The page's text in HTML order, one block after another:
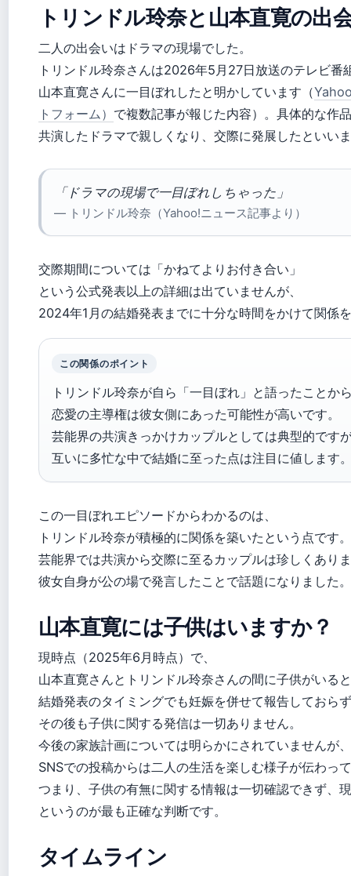
トリンドル玲奈と山本直寛の出
二人の出会いはドラマの現場でした。
トリンドル玲奈さんは2026年5月27日放送のテレビ番
山本直寛さんに一目ぼれしたと明かしています（
トフォーム） で複数記事が報じた内容）。具体的な作
共演したドラマで親しくなり、交際に発展したといい
「ドラマの現場で一目ぼれしちゃった」
— トリンドル玲奈（Yahoo!ニュース記事より）
交際期間については「かねてよりお付き合い」
という公式発表以上の詳細は出ていませんが、
2024年1月の結婚発表までに十分な時間をかけて関係
この関係のポイント
トリンドル玲奈が自ら「一目ぼれ」と語ったことか
恋愛の主導権は彼女側にあった可能性が高いです。
芸能界の共演きっかけカップルとしては典型的です
互いに多忙な中で結婚に至った点は注目に値します
この一目ぼれエピソードからわかるのは、
トリンドル玲奈が積極的に関係を築いたという点です。
芸能界では共演から交際に至るカップルは珍しくあり
彼女自身が公の場で発言したことで話題になりました。
山本直寛には子供はいますか？
現時点（2025年6月時点）で、
山本直寛さんとトリンドル玲奈さんの間に子供がいる
結婚発表のタイミングでも妊娠を併せて報告しておら
その後も子供に関する発信は一切ありません。
今後の家族計画については明らかにされていませんが、
SNSでの投稿からは二人の生活を楽しむ様子が伝わっ
つまり、子供の有無に関する情報は一切確認できず、
というのが最も正確な判断です。
タイムライン